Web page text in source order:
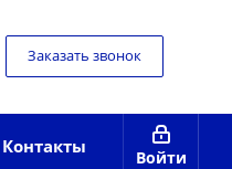
Заказать звонок
Войти
Контакты